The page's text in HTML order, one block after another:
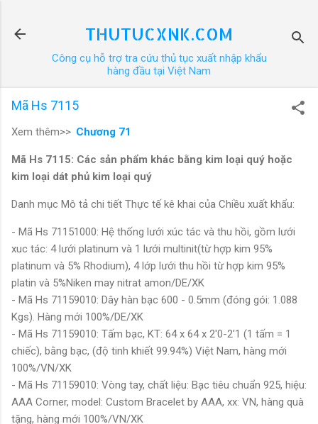
THUTUCXNK.COM
Công cụ hỗ trợ tra cứu thủ tục xuất nhập khẩu
hàng đầu tại Việt Nam
Mã Hs 7115
Xem thêm>> Chương 71
Mã Hs 7115: Các sản phẩm khác bằng kim loại quý hoặc
kim loại dát phủ kim loại quý
Danh mục Mô tả chi tiết Thực tế kê khai của Chiều xuất khẩu:
- Mã Hs 71151000: Hệ thống lưới xúc tác và thu hồi, gồm lưới
xuc tác: 4 lưới platinum và 1 lưới multinit(từ hợp kim 95%
platinum và 5% Rhodium), 4 lớp lưới thu hồi từ hợp kim 95%
platin và 5%Niken may nitrat amon/DE/XK
- Mã Hs 71159010: Dây hàn bạc 600 - 0.5mm (đóng gói: 1.088
Kgs). Hàng mới 100%/DE/XK
- Mã Hs 71159010: Tấm bạc, KT: 64 x 64 x 2'0-2'1 (1 tấm = 1
chiếc), bằng bạc, (độ tinh khiết 99.94%) Việt Nam, hàng mới
100%/VN/XK
- Mã Hs 71159010: Vòng tay, chất liệu: Bạc tiêu chuẩn 925, hiệu:
AAA Corner, model: Custom Bracelet by AAA, xx: VN, hàng quà
tặng, hàng mới 100%/VN/XK